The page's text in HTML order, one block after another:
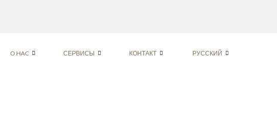
O HAC СЕРВИСЫ КОНТАКТ РУССКИЙ